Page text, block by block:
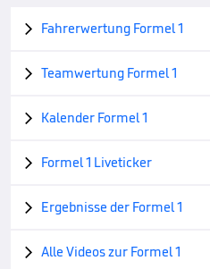
 Fahrerwertung Formel 1
 Teamwertung Formel 1
 Kalender Formel 1
 Formel 1 Liveticker
 Ergebnisse der Formel 1
 Alle Videos zur Formel 1